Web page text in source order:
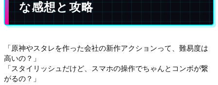
な感想と攻略
「原神やスタレを作った会社の新作アクションって、難易度は
高いの？」
「スタイリッシュだけど、スマホの操作でちゃんとコンボが繋
がるの？」